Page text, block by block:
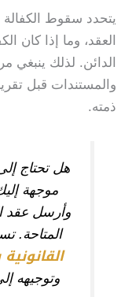
يتحدد سقوط
العقد، وما إذا كان
الدائن. لذلك ينبغي
والمستندات قبل
ذمته.
هل تحتاج
موجهة
وأرسل عقد
المتاحة.
وتوجيهه